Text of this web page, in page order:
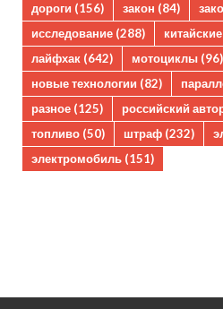
дороги (156) закон (84)
исследование (288)
лайфхак (642) мотоциклы (96)
новые технологии (82)
разное (125) российский
топливо (50) штраф (232)
электромобиль (151)